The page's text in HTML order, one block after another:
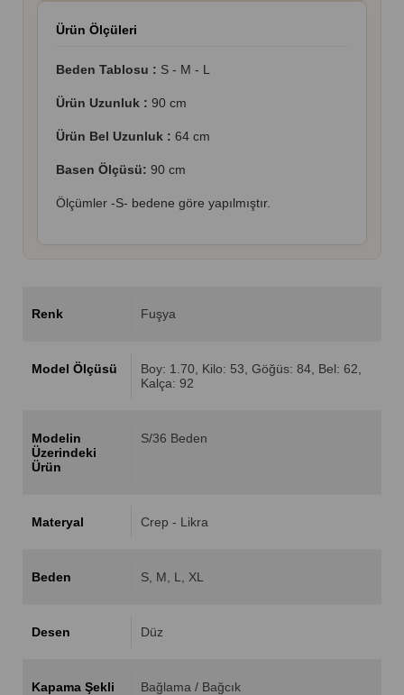
Ürün Ölçüleri
Beden Tablosu : S - M - L
Ürün Uzunluk : 90 cm
Ürün Bel Uzunluk : 64 cm
Basen Ölçüsü: 90 cm
Ölçümler -S- bedene göre yapılmıştır.
Renk Fuşya
Model Ölçüsü
Boy: 1.70, Kilo: 53, Göğüs: 84, Bel: 62,
Kalça: 92
Modelin
Üzerindeki
Ürün
S/36 Beden
Materyal Crep - Likra
Beden S M L XL
Desen Düz
Kapama Şekli Bağlama / Bağcık